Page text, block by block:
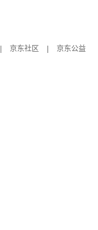
京东社区
京东公益